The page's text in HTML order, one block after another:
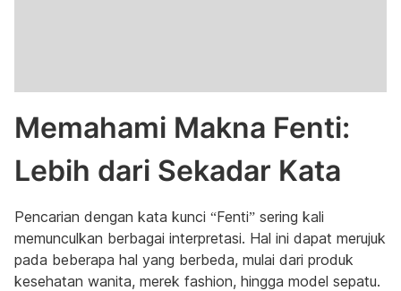
Memahami Makna Fenti:
Lebih dari Sekadar Kata
Pencarian dengan kata kunci “Fenti” sering kali
memunculkan berbagai interpretasi. Hal ini dapat merujuk
pada beberapa hal yang berbeda, mulai dari produk
kesehatan wanita, merek fashion, hingga model sepatu.